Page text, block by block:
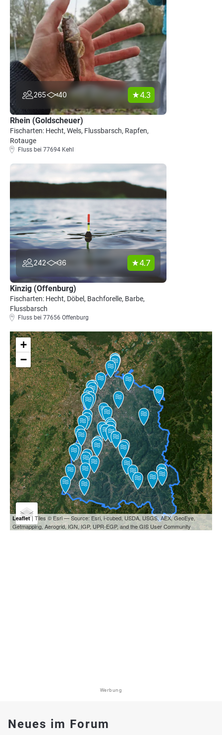
265 40 4.3
Rhein (Goldscheuer)
Fischarten: Hecht, Wels, Flussbarsch, Rapfen,
Rotauge
Fluss bei 77694 Kehl
242 36 4.7
Kinzig (Offenburg)
Fischarten: Hecht, Döbel, Bachforelle, Barbe,
Flussbarsch
Fluss bei 77656 Offenburg
+
−
Leaflet| Tiles © Esri — Source: Esri, i-cubed, USDA, USGS, AEX, GeoEye,
Getmapping, Aerogrid, IGN, IGP, UPR-EGP, and the GIS User Community
Werbung
Neues im Forum